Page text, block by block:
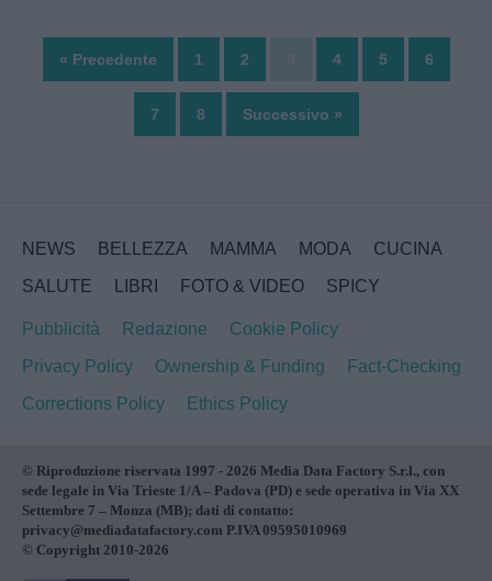
« Precedente 1 2 4 5 6
7 8 Successivo »
NEWS BELLEZZA MAMMA MODA
CUCINA
SALUTE
LIBRI FOTO & VIDEO SPICY
Pubblicità Redazione
Cookie Policy
Privacy Policy
Ownership & Funding
Fact-Checking
Corrections Policy
Ethics Policy
© Riproduzione riservata 1997 - 2026 Media Data Factory S.r.l., con
sede legale in Via Trieste 1/A – Padova (PD) e sede operativa in Via XX
Settembre 7 – Monza (MB); dati di contatto:
privacy@mediadatafactory.com P.IVA 09595010969
© Copyright 2010-2026